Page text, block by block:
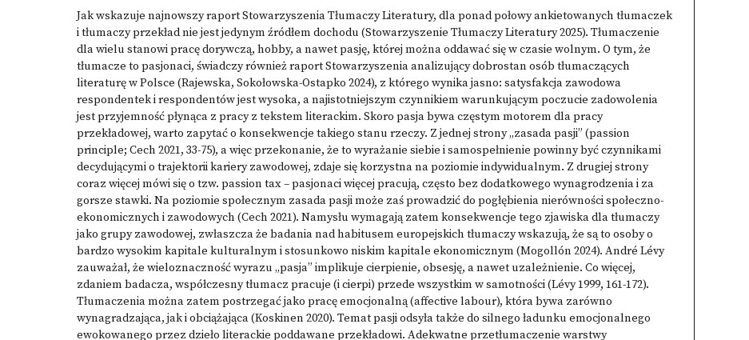
Jak wskazuje najnowszy raport Stowarzyszenia Tłumaczy Literatury, dla ponad połowy ankietowanych tłumaczek
i tłumaczy przekład nie jest jedynym źródłem dochodu (Stowarzyszenie Tłumaczy Literatury 2025). Tłumaczenie
dla wielu stanowi pracę dorywczą, hobby, a nawet pasję, której można oddawać się w czasie wolnym. O tym, że
tłumacze to pasjonaci, świadczy również raport Stowarzyszenia analizujący dobrostan osób tłumaczących
literaturę w Polsce (Rajewska, Sokołowska-Ostapko 2024), z którego wynika jasno: satysfakcja zawodowa
respondentek i respondentów jest wysoka, a najistotniejszym czynnikiem warunkującym poczucie zadowolenia
jest przyjemność płynąca z pracy z tekstem literackim. Skoro pasja bywa częstym motorem dla pracy
przekładowej, warto zapytać o konsekwencje takiego stanu rzeczy. Z jednej strony „zasada pasji” (passion
principle; Cech 2021, 33-75), a więc przekonanie, że to wyrażanie siebie i samospełnienie powinny być czynnikami
decydującymi o trajektorii kariery zawodowej, zdaje się korzystna na poziomie indywidualnym. Z drugiej strony
coraz więcej mówi się o tzw. passion tax – pasjonaci więcej pracują, często bez dodatkowego wynagrodzenia i za
gorsze stawki. Na poziomie społecznym zasada pasji może zaś prowadzić do pogłębienia nierówności społeczno-
ekonomicznych i zawodowych (Cech 2021). Namysłu wymagają zatem konsekwencje tego zjawiska dla tłumaczy
jako grupy zawodowej, zwłaszcza że badania nad habitusem europejskich tłumaczy wskazują, że są to osoby o
bardzo wysokim kapitale kulturalnym i stosunkowo niskim kapitale ekonomicznym (Mogollón 2024). André Lévy
zauważał, że wieloznaczność wyrazu „pasja” implikuje cierpienie, obsesję, a nawet uzależnienie. Co więcej,
zdaniem badacza, współczesny tłumacz pracuje (i cierpi) przede wszystkim w samotności (Lévy 1999, 161-172).
Tłumaczenia można zatem postrzegać jako pracę emocjonalną (affective labour), która bywa zarówno
wynagradzająca, jak i obciążająca (Koskinen 2020). Temat pasji odsyła także do silnego ładunku emocjonalnego
ewokowanego przez dzieło literackie poddawane przekładowi. Adekwatne przetłumaczenie warstwy